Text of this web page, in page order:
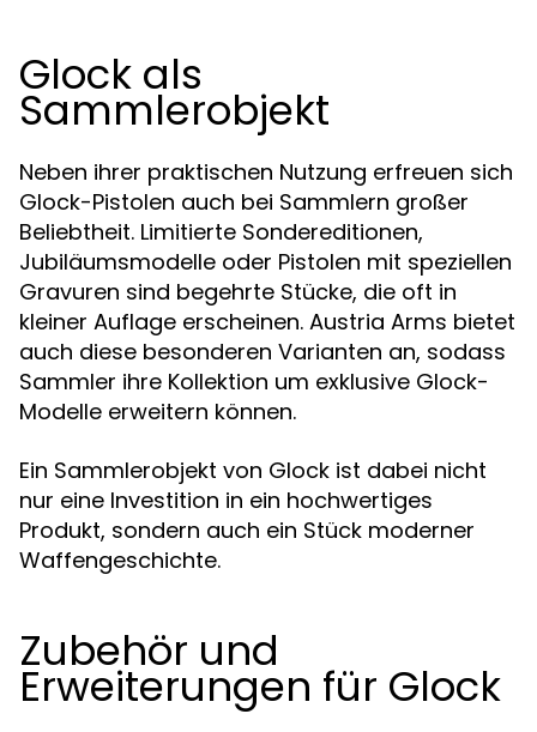
Glock als
Sammlerobjekt
Neben ihrer praktischen Nutzung erfreuen sich
Glock-Pistolen auch bei Sammlern großer
Beliebtheit. Limitierte Sondereditionen,
Jubiläumsmodelle oder Pistolen mit speziellen
Gravuren sind begehrte Stücke, die oft in
kleiner Auflage erscheinen. Austria Arms bietet
auch diese besonderen Varianten an, sodass
Sammler ihre Kollektion um exklusive Glock-
Modelle erweitern können.
Ein Sammlerobjekt von Glock ist dabei nicht
nur eine Investition in ein hochwertiges
Produkt, sondern auch ein Stück moderner
Waffengeschichte.
Zubehör und
Erweiterungen für Glock